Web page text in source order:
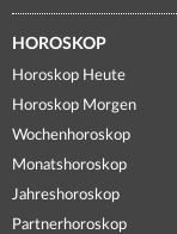
HOROSKOP
Horoskop Heute
Horoskop Morgen
Wochenhoroskop
Monatshoroskop
Jahreshoroskop
Partnerhoroskop